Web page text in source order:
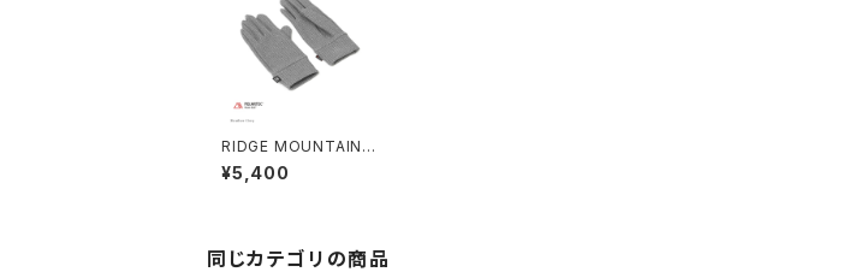
RIDGE MOUNTAIN G
EAR | Power Grid Gl
oves
¥5,400
同じカテゴリの商品